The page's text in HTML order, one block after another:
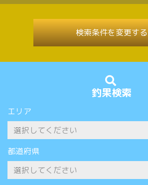
釣果検索
エリア
都道府県
検索条件を変更する